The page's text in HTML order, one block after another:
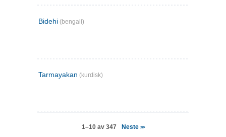
Bidehi (bengali)
Tarmayakan (kurdisk)
1–10 av 347 Neste >>